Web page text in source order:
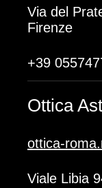
Via del
Firenze
+39
Ottica
ottica-
Viale Libia